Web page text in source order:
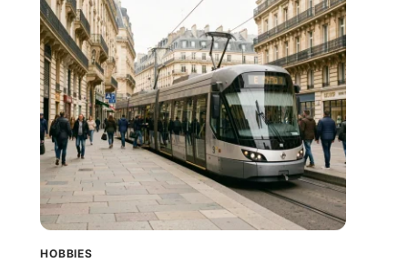
HOBBIES